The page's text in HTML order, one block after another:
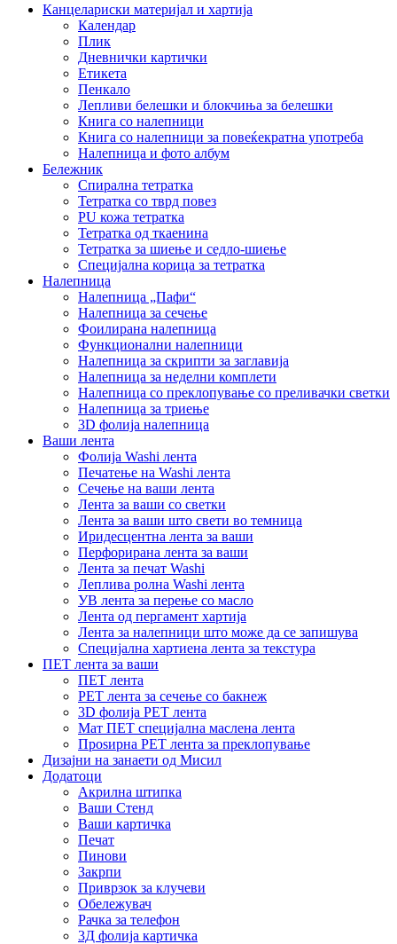
Канцелариски материјал и хартија
Календар
Плик
Дневнички картички
Етикета
Пенкало
Лепливи белешки и блокчиња за белешки
Книга со налепници
Книга со налепници за повеќекратна употреба
Налепница и фото албум
Бележник
Спирална тетратка
Тетратка со тврд повез
PU кожа тетратка
Тетратка од ткаенина
Тетратка за шиење и седло-шиење
Специјална корица за тетратка
Налепница
Налепница „Пафи“
Налепница за сечење
Фоилирана налепница
Функционални налепници
Налепница за скрипти за заглавија
Налепница за неделни комплети
Налепница со преклопување со преливачки светки
Налепница за триење
3D фолија налепница
Ваши лента
Фолија Washi лента
Печатење на Washi лента
Сечење на ваши лента
Лента за ваши со светки
Лента за ваши што свети во темница
Иридесцентна лента за ваши
Перфорирана лента за ваши
Лента за печат Washi
Леплива ролна Washi лента
УВ лента за перење со масло
Лента од пергамент хартија
Лента за налепници што може да се запишува
Специјална хартиена лента за текстура
ПЕТ лента за ваши
ПЕТ лента
PET лента за сечење со бакнеж
3D фолија PET лента
Мат ПЕТ специјална маслена лента
Проѕирна PET лента за преклопување
Дизајни на занаети од Мисил
Додатоци
Акрилна штипка
Ваши Стенд
Ваши картичка
Печат
Пинови
Закрпи
Приврзок за клучеви
Обележувач
Рачка за телефон
3Д фолија картичка